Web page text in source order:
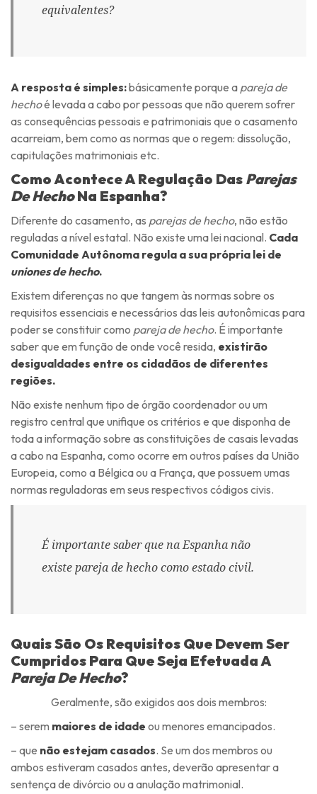
equivalentes?
A resposta é simples:básicamente porque a pareja de
hechoé levada a cabo por pessoas que não querem sofrer
as consequências pessoais e patrimoniais que o casamento
acarreiam, bem como as normas que o regem: dissolução,
capitulações matrimoniais etc.
Como Acontece A Regulação Das Parejas
De HechoNa Espanha?
Diferente do casamento, as parejas de hecho, não estão
reguladas a nível estatal. Não existe uma lei nacional. Cada
Comunidade Autônoma regula a sua própria lei de
uniones de hecho.
Existem diferenças no que tangem às normas sobre os
requisitos essenciais e necessários das leis autonômicas para
poder se constituir como pareja de hecho. É importante
saber que em função de onde você resida, existirão
desigualdades entre os cidadãos de diferentes
regiões.
Não existe nenhum tipo de órgão coordenador ou um
registro central que unifique os critérios e que disponha de
toda a informação sobre as constituições de casais levadas
a cabo na Espanha, como ocorre em outros países da União
Europeia, como a Bélgica ou a França, que possuem umas
normas reguladoras em seus respectivos códigos civis.
É importante saber que na Espanha não
existepareja de hechocomo estado civil.
Quais São Os Requisitos Que Devem Ser
Cumpridos Para Que Seja Efetuada A
Pareja De Hecho?
Geralmente, são exigidos aos dois membros:
– serem maiores de idade ou menores emancipados.
– que não estejam casados. Se um dos membros ou
ambos estiveram casados antes, deverão apresentar a
sentença de divórcio ou a anulação matrimonial.